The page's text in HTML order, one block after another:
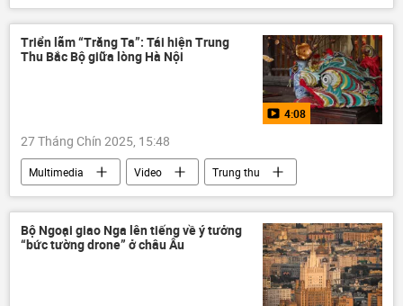
Công an Phú Thọ
thông tin
Pháp luật
nghi phạm
bắt giữ
Nguyễn Minh Tuấn
Triển lãm “Trăng Ta”: Tái hiện Trung
Thu Bắc Bộ giữa lòng Hà Nội
4:08
27 Tháng Chín 2025, 15:48
Multimedia Video
Trung thu
lễ hội
Văn hóa
Việt Nam
cuộc triển lãm
Hà Nội
Trẻ em
di sản
Bộ Ngoại giao Nga lên tiếng về ý tưởng
“bức tường drone” ở châu Âu